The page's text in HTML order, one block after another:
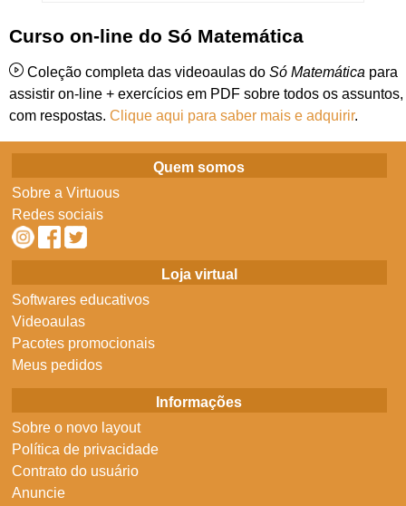
Curso on-line do Só Matemática
Coleção completa das videoaulas do Só Matemática para
assistir on-line + exercícios em PDF sobre todos os assuntos,
com respostas. Clique aqui para saber mais e adquirir.
Quem somos
Sobre a Virtuous
Redes sociais
Loja virtual
Softwares educativos
Videoaulas
Pacotes promocionais
Meus pedidos
Informações
Sobre o novo layout
Política de privacidade
Contrato do usuário
Anuncie